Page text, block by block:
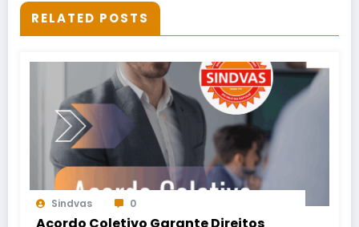
RELATED POSTS
Sindvas 0
Acordo Coletivo Garante Direitos